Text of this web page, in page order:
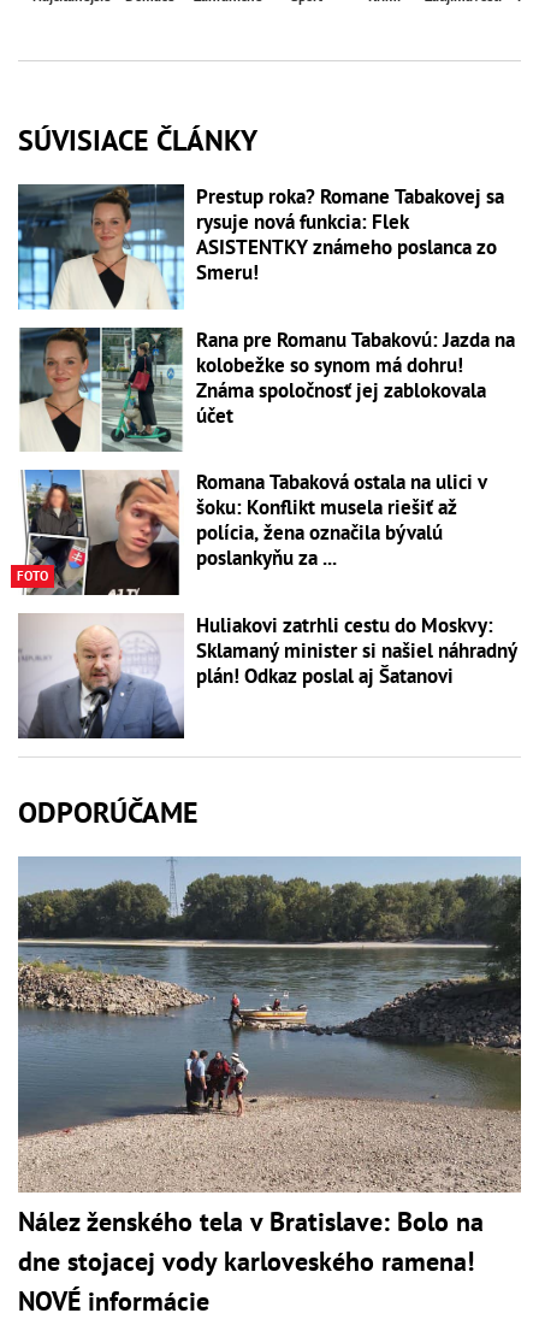
SÚVISIACE ČLÁNKY
Prestup roka? Romane Tabakovej sa
rysuje nová funkcia: Flek
ASISTENTKY známeho poslanca zo
Smeru!
Rana pre Romanu Tabakovú: Jazda na
kolobežke so synom má dohru!
Známa spoločnosť jej zablokovala
účet
FOTO
Romana Tabaková ostala na ulici v
šoku: Konflikt musela riešiť až
polícia, žena označila bývalú
poslankyňu za ...
Huliakovi zatrhli cestu do Moskvy:
Sklamaný minister si našiel náhradný
plán! Odkaz poslal aj Šatanovi
ODPORÚČAME
Nález ženského tela v Bratislave: Bolo na
dne stojacej vody karloveského ramena!
NOVÉ informácie